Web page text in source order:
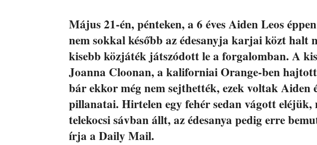
Május 21-én, pénteken, a 6 éves Aiden Leos
nem sokkal később az édesanyja karjai közt halt
kisebb közjáték játszódott le a forgalomban. A
Joanna Cloonan, a kaliforniai Orange-ben
bár ekkor még nem sejthették, ezek voltak Aiden
pillanatai. Hirtelen egy fehér sedan vágott eléjük,
telekocsi sávban állt, az édesanya pedig erre
írja a Daily Mail.